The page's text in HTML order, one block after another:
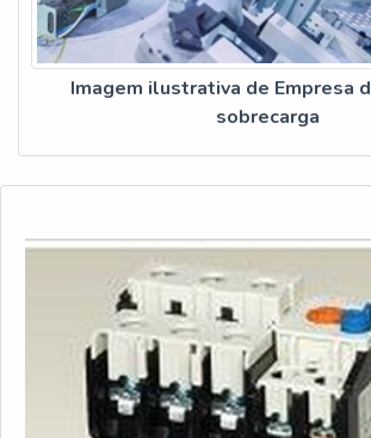
Imagem ilustrativa de Empresa
sobrecarga